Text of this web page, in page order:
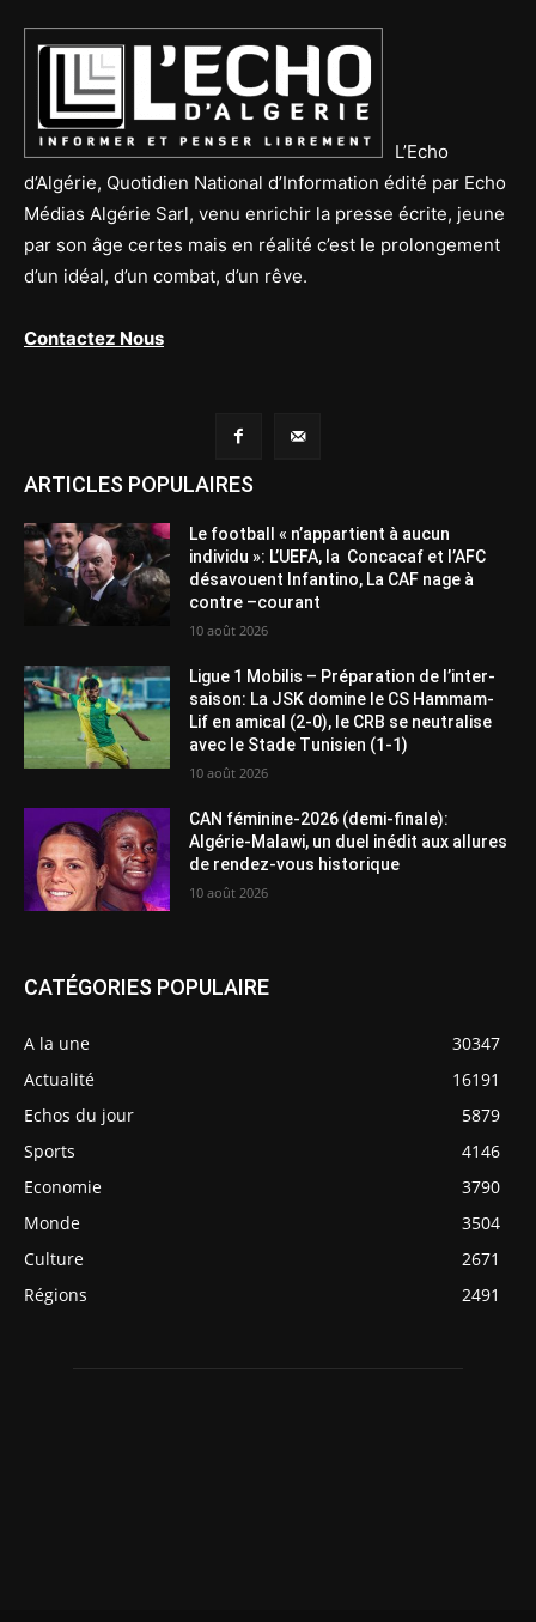
L’Echo
d’Algérie, Quotidien National d’Information édité par Echo
Médias Algérie Sarl, venu enrichir la presse écrite, jeune
par son âge certes mais en réalité c’est le prolongement
d’un idéal, d’un combat, d’un rêve.
Contactez Nous
ARTICLES POPULAIRES
Le football « n’appartient à aucun
individu »: L’UEFA, la Concacaf et l’AFC
désavouent Infantino, La CAF nage à
contre –courant
10 août 2026
Ligue 1 Mobilis – Préparation de l’inter-
saison: La JSK domine le CS Hammam-
Lif en amical (2-0), le CRB se neutralise
avec le Stade Tunisien (1-1)
10 août 2026
CAN féminine-2026 (demi-finale):
Algérie-Malawi, un duel inédit aux allures
de rendez-vous historique
10 août 2026
CATÉGORIES POPULAIRE
A la une
30347
Actualité
16191
Echos du jour
5879
Sports
4146
Economie
3790
Monde
3504
Culture
2671
Régions
2491